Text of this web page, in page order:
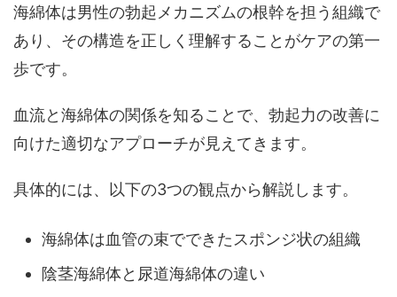
海綿体は男性の勃起メカニズムの根幹を担う組織で
あり、その構造を正しく理解することがケアの第一
歩です。
血流と海綿体の関係を知ることで、勃起力の改善に
向けた適切なアプローチが見えてきます。
具体的には、以下の3つの観点から解説します。
海綿体は血管の束でできたスポンジ状の組織
陰茎海綿体と尿道海綿体の違い